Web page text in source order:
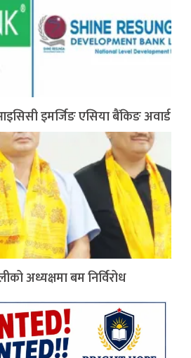
इमर्जिङ एसिया बैंकिङ अवार्ड
अध्यक्षमा बम निर्विरोध